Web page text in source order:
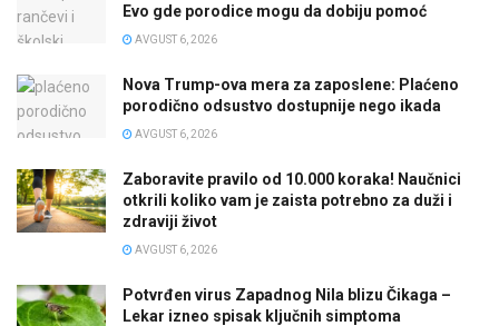
Evo gde porodice mogu da dobiju pomoć
AVGUST 6, 2026
Nova Trump-ova mera za zaposlene: Plaćeno
porodično odsustvo dostupnije nego ikada
AVGUST 6, 2026
Zaboravite pravilo od 10.000 koraka! Naučnici
otkrili koliko vam je zaista potrebno za duži i
zdraviji život
AVGUST 6, 2026
Potvrđen virus Zapadnog Nila blizu Čikaga –
Lekar izneo spisak ključnih simptoma